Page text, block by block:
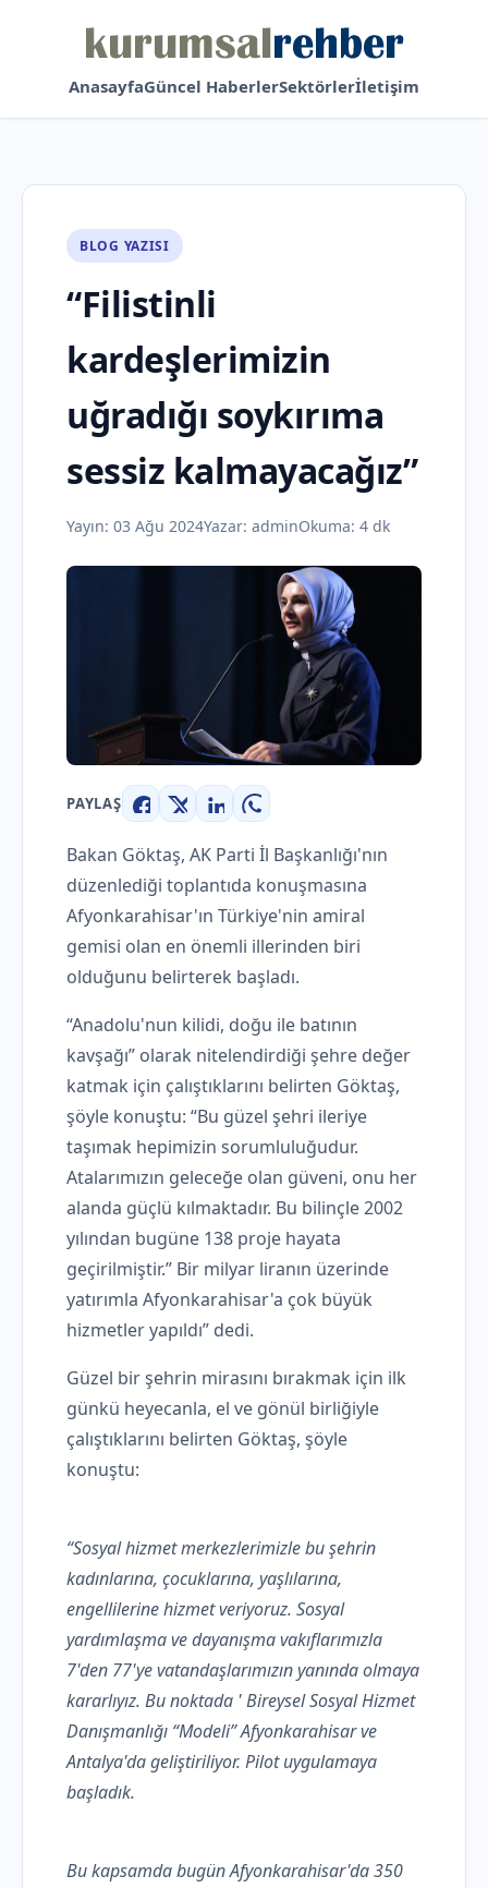
AnasayfaGüncel HaberlerSektörlerİletişim
BLOG YAZISI
“Filistinli
kardeşlerimizin
uğradığı soykırıma
sessiz kalmayacağız”
Yayın: 03 Ağu 2024Yazar: adminOkuma: 4 dk
PAYLAŞ
Facebook
X LinkedInWhatsApp
Bakan Göktaş, AK Parti İl Başkanlığı'nın
düzenlediği toplantıda konuşmasına
Afyonkarahisar'ın Türkiye'nin amiral
gemisi olan en önemli illerinden biri
olduğunu belirterek başladı.
“Anadolu'nun kilidi, doğu ile batının
kavşağı” olarak nitelendirdiği şehre değer
katmak için çalıştıklarını belirten Göktaş,
şöyle konuştu: “Bu güzel şehri ileriye
taşımak hepimizin sorumluluğudur.
Atalarımızın geleceğe olan güveni, onu her
alanda güçlü kılmaktadır. Bu bilinçle 2002
yılından bugüne 138 proje hayata
geçirilmiştir.” Bir milyar liranın üzerinde
yatırımla Afyonkarahisar'a çok büyük
hizmetler yapıldı” dedi.
Güzel bir şehrin mirasını bırakmak için ilk
günkü heyecanla, el ve gönül birliğiyle
çalıştıklarını belirten Göktaş, şöyle
konuştu:
“Sosyal hizmet merkezlerimizle bu şehrin
kadınlarına, çocuklarına, yaşlılarına,
engellilerine hizmet veriyoruz. Sosyal
yardımlaşma ve dayanışma vakıflarımızla
7'den 77'ye vatandaşlarımızın yanında olmaya
kararlıyız. Bu noktada ' Bireysel Sosyal Hizmet
Danışmanlığı “Modeli” Afyonkarahisar ve
Antalya'da geliştiriliyor. Pilot uygulamaya
başladık.
Bu kapsamda bugün Afyonkarahisar'da 350